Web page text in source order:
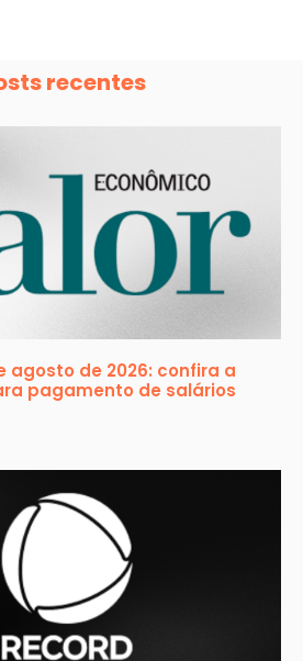
recentes
agosto de 2026: confira a
pagamento de salários